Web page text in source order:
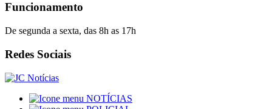
Funcionamento
De segunda a sexta, das 8h as 17h
Redes Sociais
NOTÍCIAS